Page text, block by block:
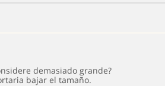
demasiado grande?
bajar el tamaño.